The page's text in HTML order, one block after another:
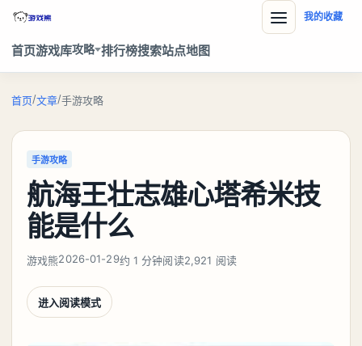
首页游戏库攻略 排行榜搜索站点地图
我的收藏
首页/文章/手游攻略
手游攻略
航海王壮志雄心塔希米技
能是什么
游戏熊2026-01-29约 1 分钟阅读2,921 阅读
进入阅读模式